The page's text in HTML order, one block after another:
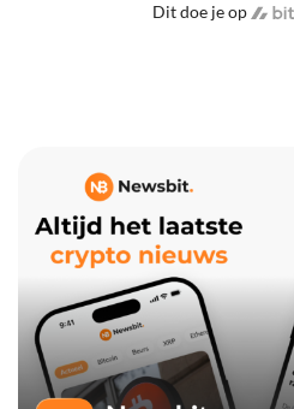
Dit doe je op